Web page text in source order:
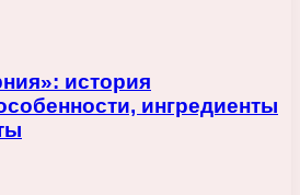
история
ингредиенты